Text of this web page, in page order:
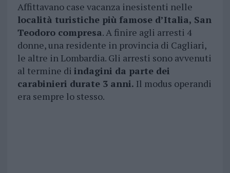
Affittavano case vacanza inesistenti nelle
località turistiche più famose d’Italia, San
Teodoro compresa. A finire agli arresti 4
donne, una residente in provincia di Cagliari,
le altre in Lombardia. Gli arresti sono avvenuti
al termine di indagini da parte dei
carabinieri durate 3 anni. Il modus operandi
era sempre lo stesso.